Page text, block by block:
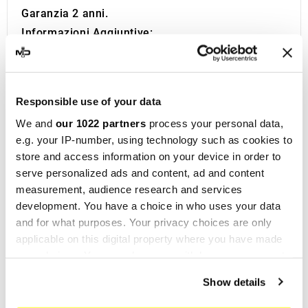
Responsible use of your data
We and our 1022 partners process your personal data,
e.g. your IP-number, using technology such as cookies to
store and access information on your device in order to
serve personalized ads and content, ad and content
measurement, audience research and services
development. You have a choice in who uses your data
and for what purposes. Your privacy choices are only
applicable on this digital property where you have made
Show details
Garanzia 2 anni.
Informazioni Aggiuntive:
Se sei alla ricerca dello scarico sportivo perfetto
per la tua Moto sei nel posto giusto. Da oltre 1
della rivendita dei migliori Scarichi Sportivi,
Silenziatori, Marmitte e Collettori per Moto. Se
hai domande o dubbi riguardo la Marmitta, il
Silenziatore o lo Scarico della tua Moto non
esitare a contattarci.
IXILnasce a Barcellona nel 1955 ed è ora un
marchio consolidato nel campo delle corse
motociclistiche, presente in oltre 40 distributori
cinquant'anni di esperienza, la società progetta